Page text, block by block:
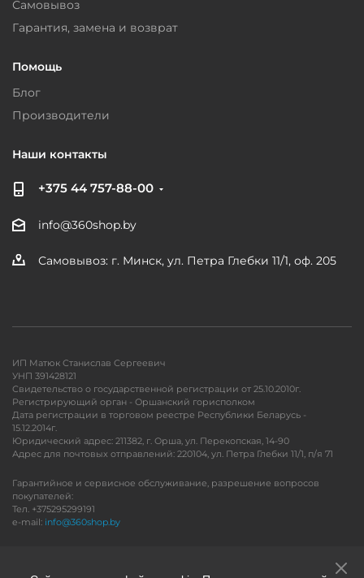
Самовывоз
Гарантия, замена и возврат
Помощь
Блог
Производители
Наши контакты
+375 44 757-88-00
info@360shop.by
Самовывоз: г. Минск, ул. Петра Глебки 11/1, оф. 205
ИП Матюк Станислав Сергеевич
УНП 391428121
Свидетельство о государственной регистрации от 25.10.2010г.
Регистрирующий орган - Оршанский горисполком
Дата регистрации в торговом реестре Республики Беларусь -
15.12.2014г.
Юридический адрес: 211382, г. Орша, ул. Перекопская, 14-90
Адрес для почтовых отправлений: 220104, ул. Петра Глебки 11/1, п/я 71
Гарантийное и сервисное обслуживание, разрешение вопросов
покупателей:
Тел. +375295299191
e-mail: info@360shop.by